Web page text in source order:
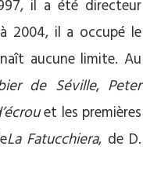
il a été directeur
2004, il a occupé le
aucune limite. Au
de Séville, Peter
et les premières
La Fatucchiera, de D.